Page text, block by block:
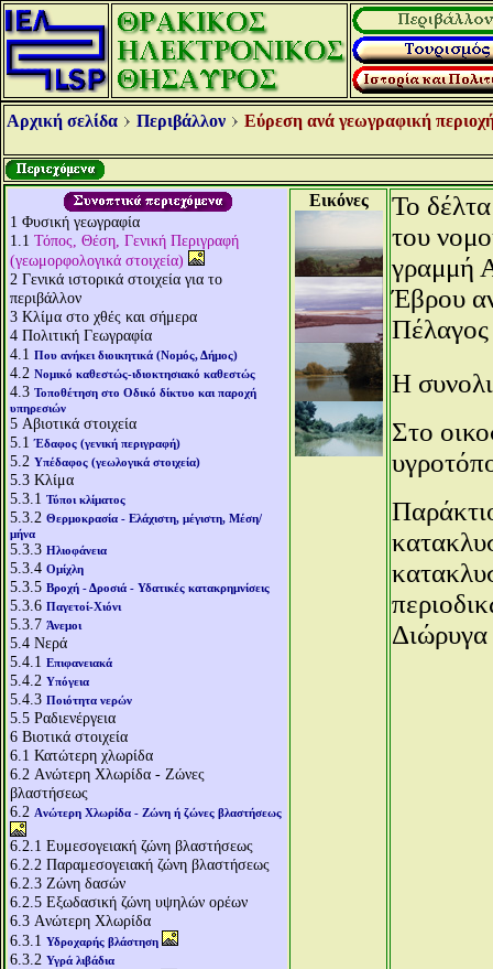
Αρχική σελίδα Περιβάλλον Εύρεση ανά γεωγραφική
1 Φυσική γεωγραφία
1.1 Τόπος, Θέση, Γενική Περιγραφή
(γεωμορφολογικά στοιχεία)
2 Γενικά ιστορικά στοιχεία για το
περιβάλλον
3 Κλίμα στο χθές και σήμερα
4 Πολιτική Γεωγραφία
4.1 Που ανήκει διοικητικά (Νομός, Δήμος)
4.2 Νομικό καθεστώς-ιδιοκτησιακό καθεστώς
4.3 Τοποθέτηση στο Οδικό δίκτυο και παροχή
υπηρεσιών
5 Αβιοτικά στοιχεία
5.1Έδαφος (γενική περιγραφή)
5.2 Υπέδαφος (γεωλογικά στοιχεία)
5.3 Κλίμα
5.3.1 Τύποι κλίματος
5.3.2 Θερμοκρασία - Ελάχιστη, μέγιστη, Μέση/
μήνα
5.3.3 Ηλιοφάνεια
5.3.4 Ομίχλη
5.3.5 Βροχή - Δροσιά - Υδατικές κατακρημνίσεις
5.3.6 Παγετοί-Χιόνι
5.3.7 Άνεμοι
5.4 Νερά
5.4.1 Επιφανειακά
5.4.2 Υπόγεια
5.4.3 Ποιότητα νερών
5.5 Ραδιενέργεια
6 Βιοτικά στοιχεία
6.1 Κατώτερη χλωρίδα
6.2 Aνώτερη Χλωρίδα - Ζώνες
βλαστήσεως
6.2 Aνώτερη Χλωρίδα - Ζώνη ή ζώνες βλαστήσεως
6.2.1 Ευμεσογειακή ζώνη βλαστήσεως
6.2.2 Παραμεσογειακή ζώνη βλαστήσεως
6.2.3 Ζώνη δασών
6.2.5 Εξωδασική ζώνη υψηλών ορέων
6.3 Aνώτερη Χλωρίδα
6.3.1 Υδροχαρής βλάστηση
6.3.2 Υγρά λιβάδια
Εικόνες
Το
του
γραμμή
Έβρου
Πέλαγος
Η
Στο